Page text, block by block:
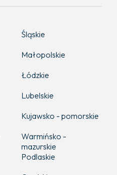
Śląskie
Małopolskie
Łódzkie
Lubelskie
Kujawsko - pomorskie
Warmińsko -
mazurskie
Podlaskie